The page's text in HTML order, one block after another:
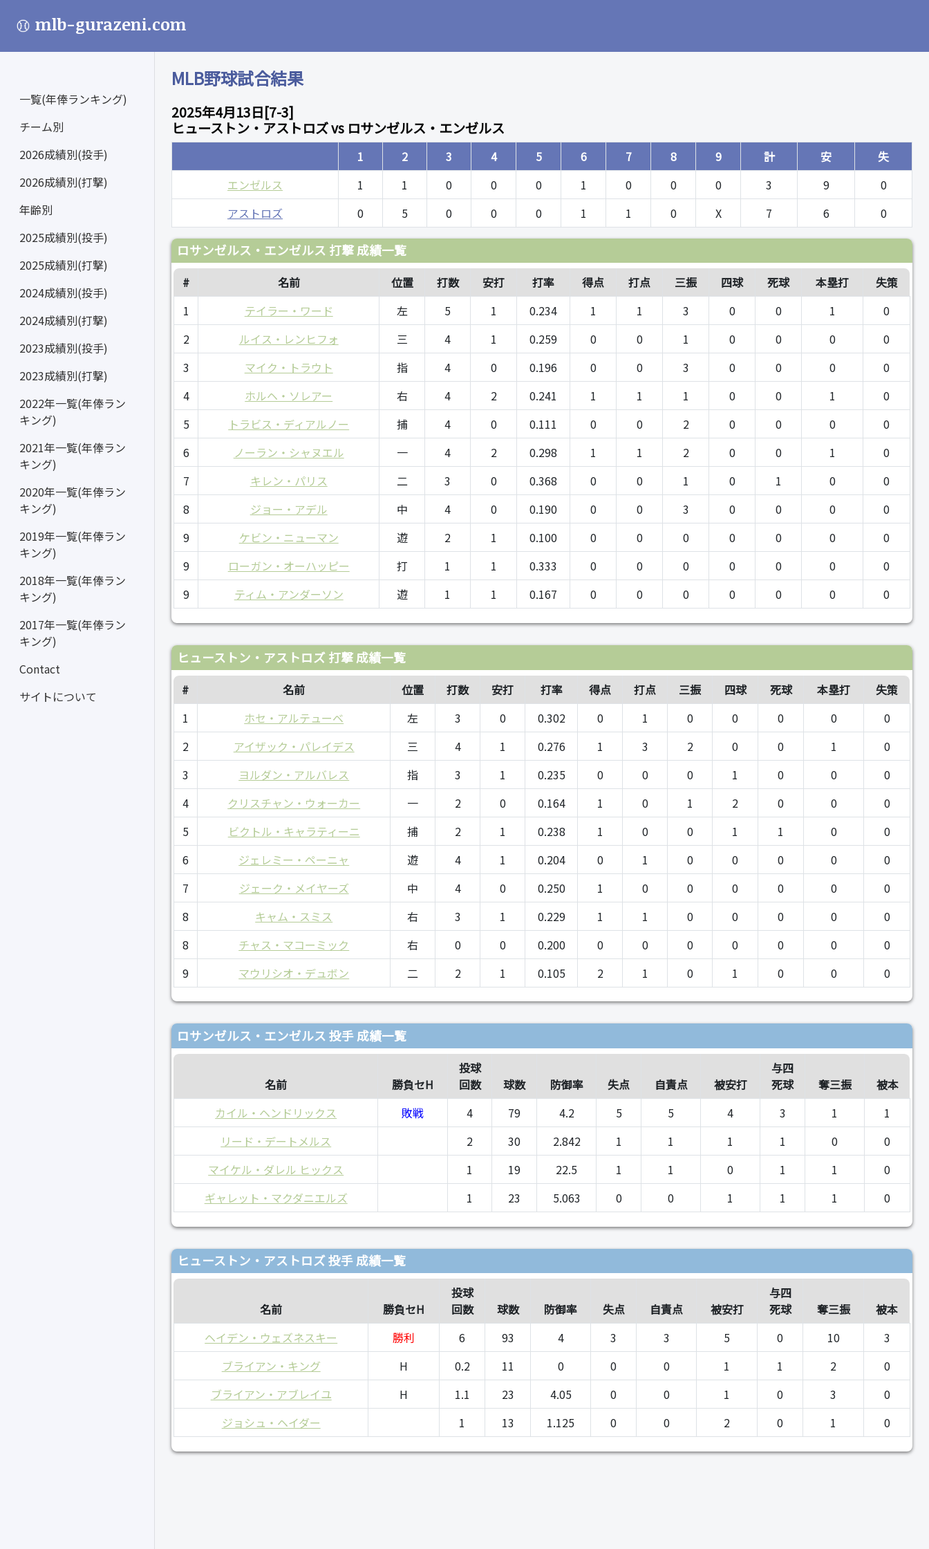
mlb-gurazeni.com
一覧(年俸ランキング)
チーム別
2026成績別(投手)
2026成績別(打撃)
年齢別
2025成績別(投手)
2025成績別(打撃)
2024成績別(投手)
2024成績別(打撃)
2023成績別(投手)
2023成績別(打撃)
2022年一覧(年俸ラン
キング)
2021年一覧(年俸ラン
キング)
2020年一覧(年俸ラン
キング)
2019年一覧(年俸ラン
キング)
2018年一覧(年俸ラン
キング)
2017年一覧(年俸ラン
キング)
Contact
サイトについて
MLB野球試合結果
2025年4月13日[7-3]
ヒューストン・アストロズ vs ロサンゼルス・エンゼルス
1 2 3 4 5 6 7 8 9 計 安
失
エンゼルス
1 1 0 0 0 1 0 0 0 3 9
0
アストロズ
0 5 0 0 0 1 1 0 X 7 6 0
ロサンゼルス・エンゼルス 打撃 成績一覧
# 名前 位置 打数 安打 打率 得点 打点 三振 四球 死球 本塁打
失策
1
テイラー・ワード 左 5 1 0.234 1 1 3 0 0 1
0
2
ルイス・レンヒフォ 三 4 1 0.259 0 0 1 0 0 0
0
3
マイク・トラウト 指 4 0 0.196 0 0 3 0 0 0
0
4
ホルヘ・ソレアー 右 4 2 0.241 1 1 1 0 0 1
0
5
トラビス・ディアルノー 捕 4 0 0.111 0 0 2 0 0 0
0
6
ノーラン・シャヌエル 一 4 2 0.298 1 1 2 0 0 1
0
7
キレン・パリス 二 3 0 0.368 0 0 1 0 1 0
0
8
ジョー・アデル 中 4 0 0.190 0 0 3 0 0 0
0
9
ケビン・ニューマン 遊 2 1 0.100 0 0 0 0 0 0
0
9
ローガン・オーハッピー 打 1 1 0.333 0 0 0 0 0 0
0
9
ティム・アンダーソン 遊 1 1 0.167 0 0 0 0 0 0 0
ヒューストン・アストロズ 打撃 成績一覧
# 名前 位置 打数 安打 打率 得点 打点 三振 四球 死球 本塁打
失策
1
ホセ・アルテューベ 左 3 0 0.302 0 1 0 0 0 0
0
2
アイザック・パレイデス 三 4 1 0.276 1 3 2 0 0 1
0
3
ヨルダン・アルバレス 指 3 1 0.235 0 0 0 1 0 0
0
4
クリスチャン・ウォーカー 一 2 0 0.164 1 0 1 2 0 0
0
5
ビクトル・キャラティーニ 捕 2 1 0.238 1 0 0 1 1 0
0
6
ジェレミー・ペーニャ 遊 4 1 0.204 0 1 0 0 0 0
0
7
ジェーク・メイヤーズ 中 4 0 0.250 1 0 0 0 0 0
0
8
キャム・スミス 右 3 1 0.229 1 1 0 0 0 0
0
8
チャス・マコーミック 右 0 0 0.200 0 0 0 0 0 0
0
9
マウリシオ・デュボン 二 2 1 0.105 2 1 0 1 0 0 0
ロサンゼルス・エンゼルス 投手 成績一覧
名前 勝負セH
投球
回数
球数 防御率 失点 自責点 被安打
与四
死球
奪三振
被本
カイル・ヘンドリックス
敗戦 4 79 4.2 5 5 4 3 1
1
リード・デートメルス
2 30 2.842 1 1 1 1 0
0
マイケル・ダレル ヒックス
1 19 22.5 1 1 0 1 1
0
ギャレット・マクダニエルズ
1 23 5.063 0 0 1 1 1 0
ヒューストン・アストロズ 投手 成績一覧
名前 勝負セH
投球
回数
球数 防御率 失点 自責点 被安打
与四
死球
奪三振
被本
ヘイデン・ウェズネスキー
勝利 6 93 4 3 3 5 0 10
3
ブライアン・キング
H 0.2 11 0 0 0 1 1 2
0
ブライアン・アブレイユ
H 1.1 23 4.05 0 0 1 0 3
0
ジョシュ・ヘイダー
1 13 1.125 0 0 2 0 1 0